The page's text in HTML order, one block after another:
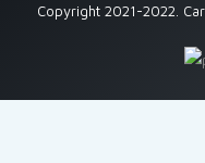
Copyright 2021-2022.